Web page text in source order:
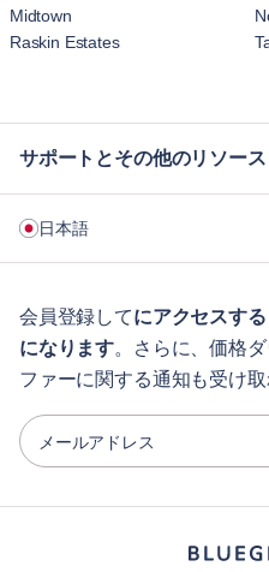
Midtown
Raskin Estates
サポートとその他のリソース
企業向け
ゲスト向け特典サービス
シティガイド
パートナー
家具レンタル事業者
日本語
English
Português
Español
会員登録してにアクセスす
になります。さらに、価格
ファーに関する通知も受け取
メールアドレス